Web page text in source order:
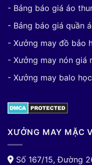
- Bảng báo giá áo
- Bảng báo giá quần
- Xưởng may đồ bảo
- Xưởng may nón giá
- Xưởng may balo
XƯỞNG MAY MẶC
Số 167/15, Đường